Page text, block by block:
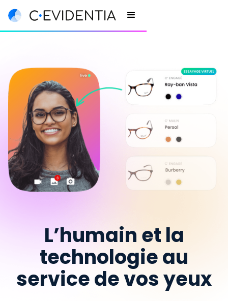
L’humain et la
technologie au
service de vos yeux